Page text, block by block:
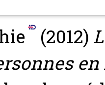
(2012)
en